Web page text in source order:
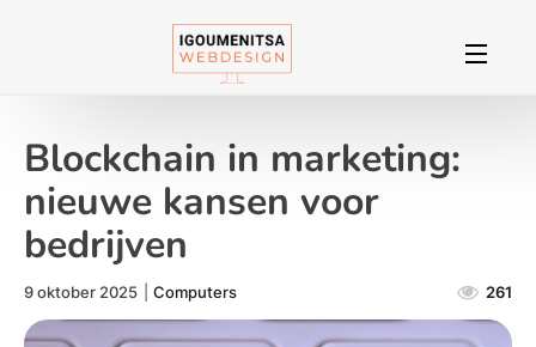
Blockchain in marketing:
nieuwe kansen voor
bedrijven
9 oktober 2025 Computers 261